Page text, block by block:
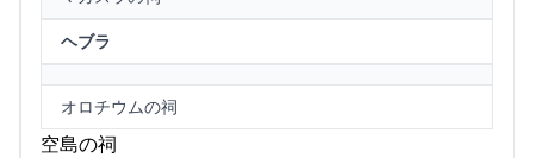
ヘブラ
オロチウムの祠
空島の祠